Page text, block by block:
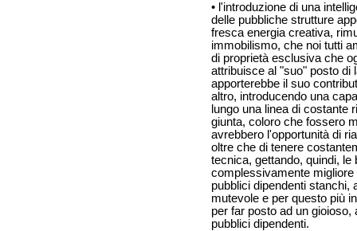
• l'introduzione di una
delle pubbliche strutture
fresca energia creativa,
immobilismo, che noi tutti
di proprietà esclusiva che
attribuisce al "suo" posto di
apporterebbe il suo
altro, introducendo una
lungo una linea di costante
giunta, coloro che fossero
avrebbero l'opportunità di
oltre che di tenere
tecnica, gettando, quindi,
complessivamente
pubblici dipendenti stanchi,
mutevole e per questo più
per far posto ad un
pubblici dipendenti.